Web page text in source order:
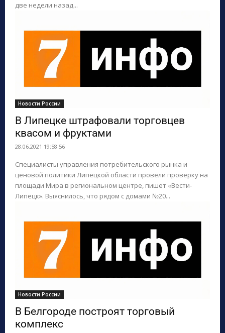
две недели назад...
Новости России
В Липецке штрафовали торговцев
квасом и фруктами
28.06.2021 19:58:56
Специалисты управления потребительского рынка и
ценовой политики Липецкой области провели проверку на
площади Мира в региональном центре, пишет «Вести-
Липецк». Выяснилось, что рядом с домами №20...
Новости России
В Белгороде построят торговый
комплекс